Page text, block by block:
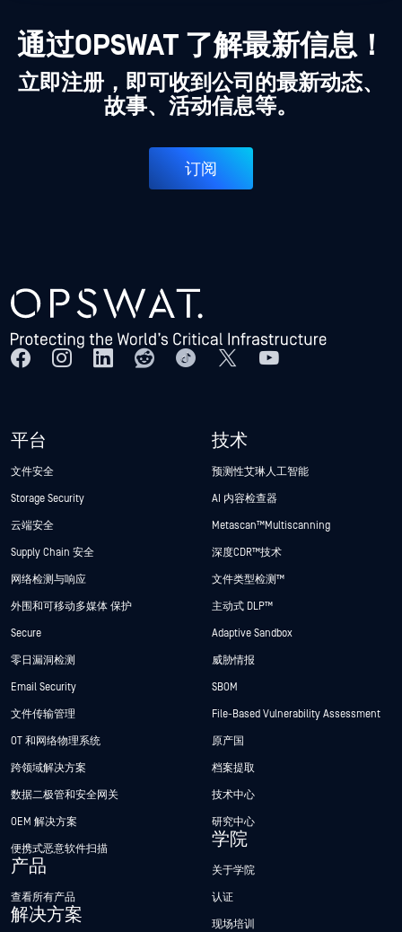
通过OPSWAT 了解最新信息！
立即注册，即可收到公司的最新动态、
故事、活动信息等。
订阅
平台
文件安全
Storage Security
云端安全
Supply Chain 安全
网络检测与响应
外围和可移动多媒体 保护
Secure
零日漏洞检测
Email Security
文件传输管理
OT 和网络物理系统
跨领域解决方案
数据二极管和安全网关
OEM 解决方案
便携式恶意软件扫描
产品
查看所有产品
解决方案
技术
预测性艾琳人工智能
AI 内容检查器
Metascan™ Multiscanning
深度CDR™技术
文件类型检测™
主动式 DLP™
Adaptive Sandbox
威胁情报
SBOM
File-Based Vulnerability Assessment
原产国
档案提取
技术中心
研究中心
学院
关于学院
认证
现场培训